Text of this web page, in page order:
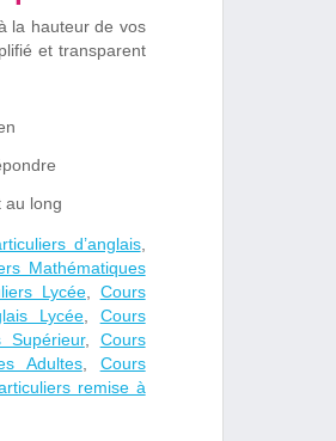
la hauteur de vos
et transparent
au long
d’anglais,
Mathématiques
Lycée, Cours
Lycée
Cours
Supérieur, Cours
Adultes, Cours
remise à